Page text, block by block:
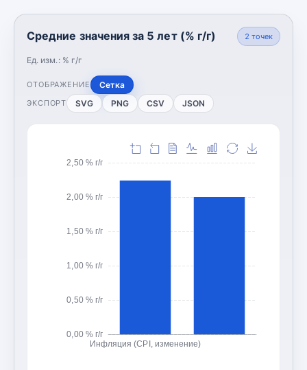
Средние значения за 5 лет (% г/г)
Ед. изм.: % г/г
2 точек
ОТОБРАЖЕНИЕ Сетка
ЭКСПОРТ SVG PNG CSV JSON
0,00 % г/г
0,50 % г/г
1,00 % г/г
1,50 % г/г
2,00 % г/г
2,50 % г/г
Инфляция (CPI, изменение)